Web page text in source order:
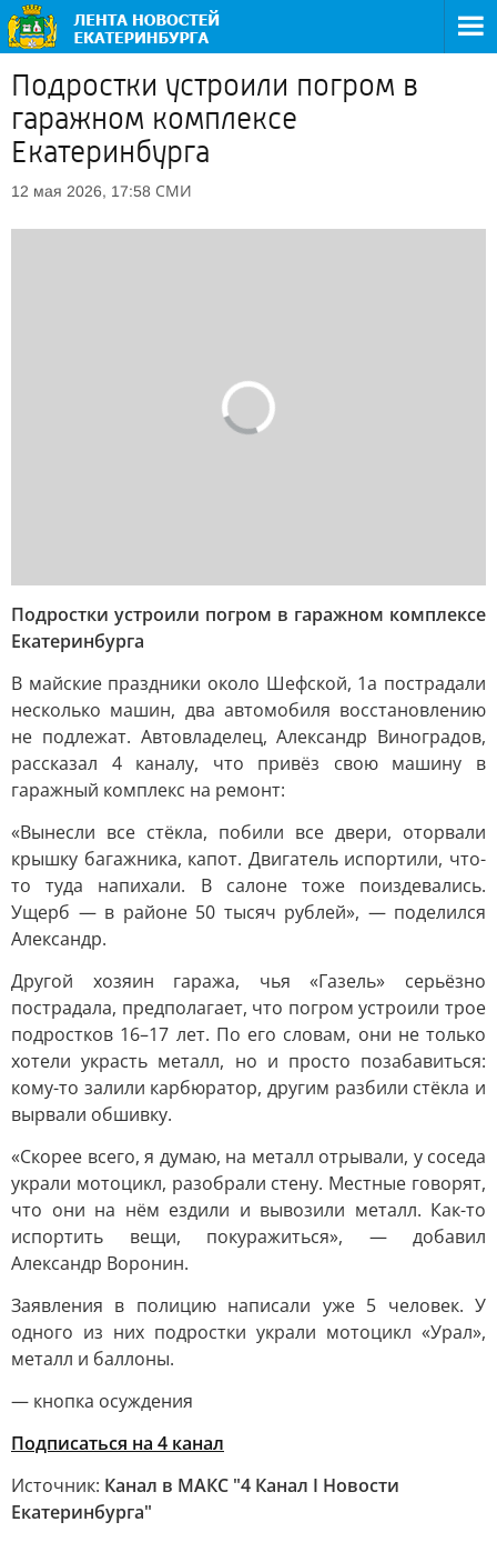
Подростки устроили погром в
гаражном комплексе
Екатеринбурга
12 мая 2026, 17:58 СМИ
Подростки устроили погром в гаражном комплексе
Екатеринбурга
В майские праздники около Шефской, 1а пострадали
несколько машин, два автомобиля восстановлению
не подлежат. Автовладелец, Александр Виноградов,
рассказал 4 каналу, что привёз свою машину в
гаражный комплекс на ремонт:
«Вынесли все стёкла, побили все двери, оторвали
крышку багажника, капот. Двигатель испортили, что-
то туда напихали. В салоне тоже поиздевались.
Ущерб — в районе 50 тысяч рублей», — поделился
Александр.
Другой хозяин гаража, чья «Газель» серьёзно
пострадала, предполагает, что погром устроили трое
подростков 16–17 лет. По его словам, они не только
хотели украсть металл, но и просто позабавиться:
кому-то залили карбюратор, другим разбили стёкла и
вырвали обшивку.
«Скорее всего, я думаю, на металл отрывали, у соседа
украли мотоцикл, разобрали стену. Местные говорят,
что они на нём ездили и вывозили металл. Как-то
испортить вещи, покуражиться», — добавил
Александр Воронин.
Заявления в полицию написали уже 5 человек. У
одного из них подростки украли мотоцикл «Урал»,
металл и баллоны.
— кнопка осуждения
Подписаться на 4 канал
Источник: Канал в МАКС "4 Канал I Новости
Екатеринбурга"